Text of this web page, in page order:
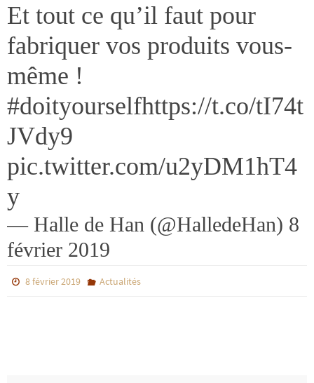
Et tout ce qu’il faut pour
fabriquer vos produits vous-
même !
#doityourselfhttps://t.co/tI74t
JVdy9
pic.twitter.com/u2yDM1hT4
y
— Halle de Han (@HalledeHan) 8
février 2019
8 février 2019 Actualités